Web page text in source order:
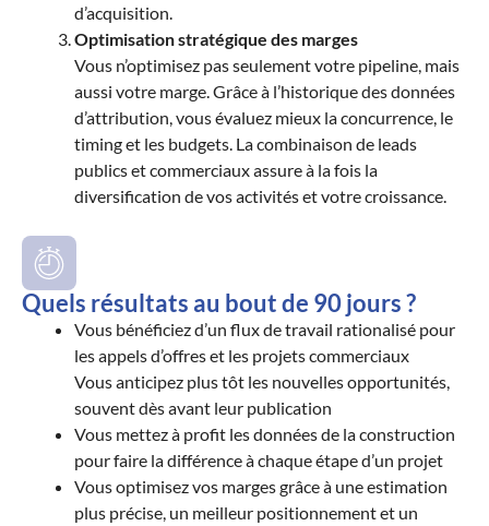
d’acquisition.
Optimisation stratégique des marges
Vous n’optimisez pas seulement votre pipeline, mais
aussi votre marge. Grâce à l’historique des données
d’attribution, vous évaluez mieux la concurrence, le
timing et les budgets. La combinaison de leads
publics et commerciaux assure à la fois la
diversification de vos activités et votre croissance.
Quels résultats au bout de 90 jours ?
Vous bénéficiez d’un flux de travail rationalisé pour
les appels d’offres et les projets commerciaux
Vous anticipez plus tôt les nouvelles opportunités,
souvent dès avant leur publication
Vous mettez à profit les données de la construction
pour faire la différence à chaque étape d’un projet
Vous optimisez vos marges grâce à une estimation
plus précise, un meilleur positionnement et un